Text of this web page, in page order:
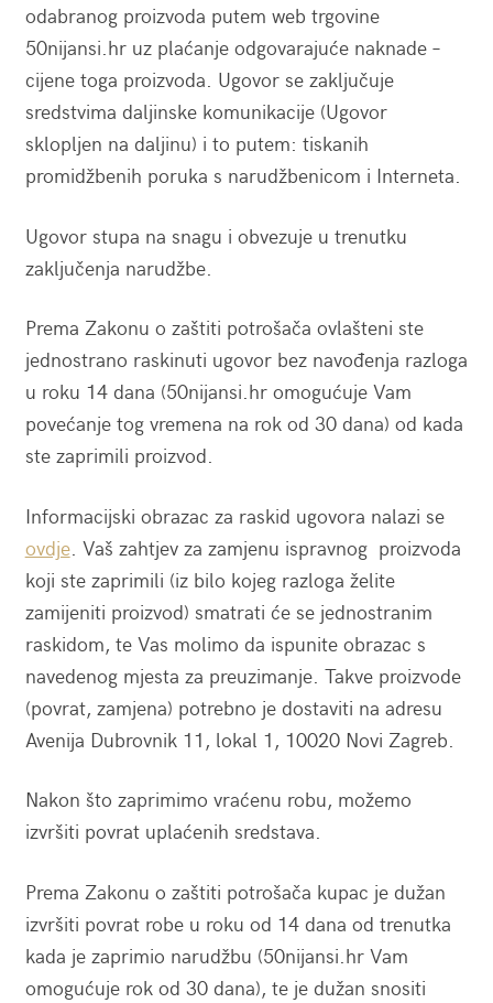
odabranog proizvoda putem web trgovine
50nijansi.hr uz plaćanje odgovarajuće naknade –
cijene toga proizvoda. Ugovor se zaključuje
sredstvima daljinske komunikacije (Ugovor
sklopljen na daljinu) i to putem: tiskanih
promidžbenih poruka s narudžbenicom i Interneta.
Ugovor stupa na snagu i obvezuje u trenutku
zaključenja narudžbe.
Prema Zakonu o zaštiti potrošača ovlašteni ste
jednostrano raskinuti ugovor bez navođenja razloga
u roku 14 dana (50nijansi.hr omogućuje Vam
povećanje tog vremena na rok od 30 dana) od kada
ste zaprimili proizvod.
Informacijski obrazac za raskid ugovora nalazi se
ovdje. Vaš zahtjev za zamjenu ispravnog proizvoda
koji ste zaprimili (iz bilo kojeg razloga želite
zamijeniti proizvod) smatrati će se jednostranim
raskidom, te Vas molimo da ispunite obrazac s
navedenog mjesta za preuzimanje. Takve proizvode
(povrat, zamjena) potrebno je dostaviti na adresu
Avenija Dubrovnik 11, lokal 1, 10020 Novi Zagreb.
Nakon što zaprimimo vraćenu robu, možemo
izvršiti povrat uplaćenih sredstava.
Prema Zakonu o zaštiti potrošača kupac je dužan
izvršiti povrat robe u roku od 14 dana od trenutka
kada je zaprimio narudžbu (50nijansi.hr Vam
omogućuje rok od 30 dana), te je dužan snositi